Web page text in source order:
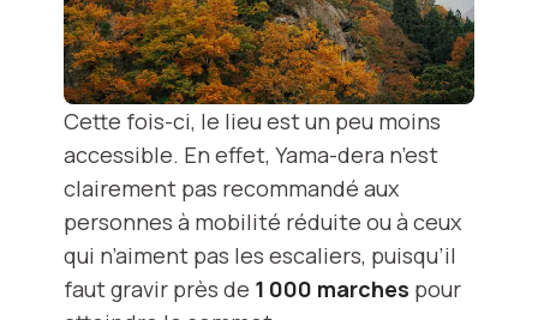
Cette fois-ci, le lieu est un peu moins
accessible. En effet, Yama-dera n’est
clairement pas recommandé aux
personnes à mobilité réduite ou à ceux
qui n’aiment pas les escaliers, puisqu’il
faut gravir près de 1 000 marches pour